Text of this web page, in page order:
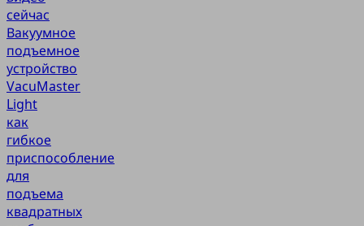
сейчас
Вакуумное
подъемное
устройство
VacuMaster
Light
как
гибкое
приспособление
для
подъема
квадратных